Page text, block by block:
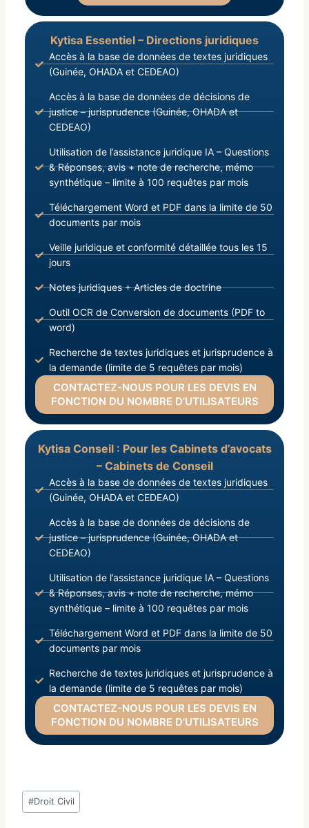
Kytisa Essentiel – Directions juridiques
Accès à la base de données de textes juridiques
(Guinée, OHADA et CEDEAO)
Accès à la base de données de décisions de
justice – jurisprudence (Guinée, OHADA et
CEDEAO)
Utilisation de l’assistance juridique IA – Questions
& Réponses, avis + note de recherche, mémo
synthétique – limite à 100 requêtes par mois
Téléchargement Word et PDF dans la limite de 50
documents par mois
Veille juridique et conformité détaillée tous les 15
jours
Notes juridiques + Articles de doctrine
Outil OCR de Conversion de documents (PDF to
word)
Recherche de textes juridiques et jurisprudence à
la demande (limite de 5 requêtes par mois)
CONTACTEZ-NOUS POUR LES DEVIS EN
FONCTION DU NOMBRE D’UTILISATEURS
Kytisa Conseil : Pour les Cabinets d’avocats
– Cabinets de Conseil
Accès à la base de données de textes juridiques
(Guinée, OHADA et CEDEAO)
Accès à la base de données de décisions de
justice – jurisprudence (Guinée, OHADA et
CEDEAO)
Utilisation de l’assistance juridique IA – Questions
& Réponses, avis + note de recherche, mémo
synthétique – limite à 100 requêtes par mois
Téléchargement Word et PDF dans la limite de 50
documents par mois
Recherche de textes juridiques et jurisprudence à
la demande (limite de 5 requêtes par mois)
CONTACTEZ-NOUS POUR LES DEVIS EN
FONCTION DU NOMBRE D’UTILISATEURS
#Droit Civil